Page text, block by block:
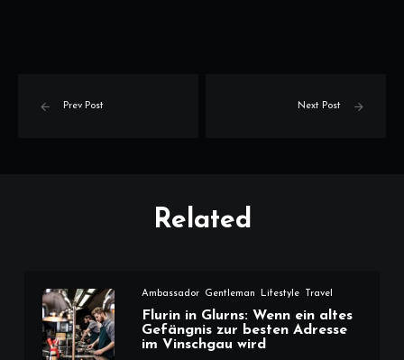
Prev Post Next Post
Related
Ambassador Gentleman Lifestyle Travel
Flurin in Glurns: Wenn ein altes
Gefängnis zur besten Adresse
im Vinschgau wird